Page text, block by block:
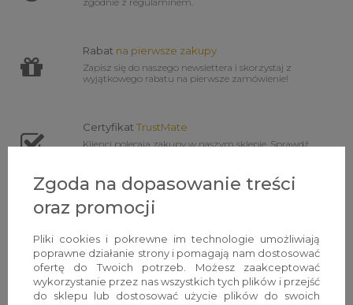
zgodnie z regulaminem.
Rabat na pierwsze zakupy
Zapisz się do naszego newslettera i skorzystaj z
wyjątkowego rabatu na pierwsze zamówienie!
CertyfikatTrustMate
Klienci polecają zakupy w naszym sklepie. Sprawdź
Zgoda na dopasowanie treści
oraz promocji
Pliki cookies i pokrewne im technologie umożliwiają
poprawne działanie strony i pomagają nam dostosować
ofertę do Twoich potrzeb. Możesz zaakceptować
wykorzystanie przez nas wszystkich tych plików i przejść
do sklepu lub dostosować użycie plików do swoich